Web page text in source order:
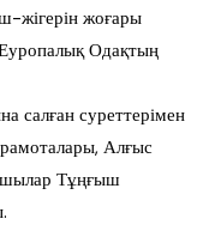
жігерін жоғары
Одақтың
салған суреттерімен
Алғыс
Тұңғыш